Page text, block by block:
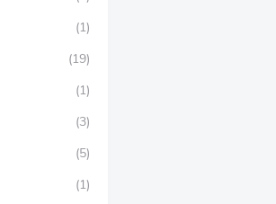
(1)
(19)
(1)
(3)
(5)
(1)